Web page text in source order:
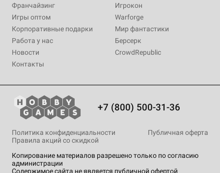
Франчайзинг
Игры оптом
Корпоративные подарки
Работа у нас
Новости
Контакты
Игрокон
Warforge
Мир фантастики
Берсерк
CrowdRepublic
+7 (800) 500-31-36
Копирование материалов разрешено только по согласию
администрации
Содержимое сайта не является публичной офертой
Политика конфиденциальности
Публичная оферта
Правила акций со скидкой